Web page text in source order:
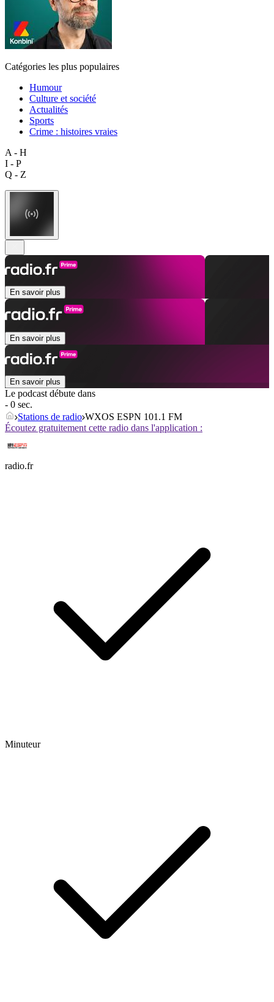
Catégories les plus populaires
Humour
Culture et société
Actualités
Sports
Crime : histoires vraies
A - H
I - P
Q - Z
En savoir plus
En savoir plus
En savoir plus
Le podcast débute dans
- 0 sec.
Stations de radio WXOS ESPN 101.1 FM
Écoutez gratuitement cette radio dans l'application :
radio.fr
Minuteur